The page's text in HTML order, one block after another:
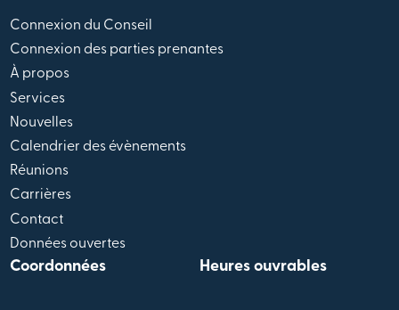
Connexion du Conseil
Connexion des parties prenantes
À propos
Services
Nouvelles
Calendrier des évènements
Réunions
Carrières
Contact
Données ouvertes
Coordonnées Heures ouvrables